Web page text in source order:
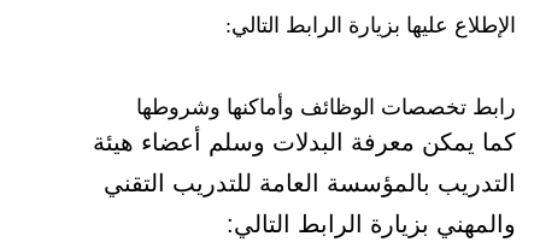
الإطلاع عليها بزيارة الرابط التالي:
رابط تخصصات الوظائف وأماكنها وشروطها
كما يمكن معرفة البدلات وسلم أعضاء هيئة
التدريب بالمؤسسة العامة للتدريب التقني
والمهني بزيارة الرابط التالي: